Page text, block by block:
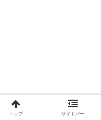
トップ サイドバー